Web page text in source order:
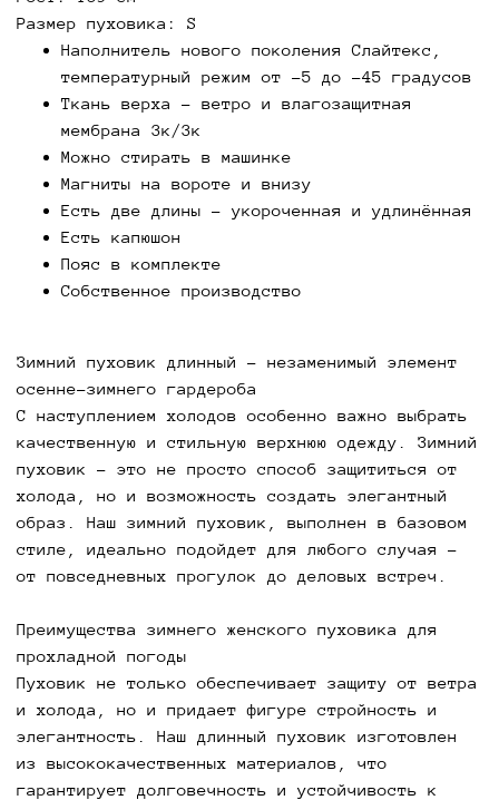
прохладной погоды
Пуховик не только обеспечивает защиту от ветра
и холода, но и придает фигуре стройность и
элегантность. Наш длинный пуховик изготовлен
из высококачественных материалов, что
гарантирует долговечность и устойчивость к
износу. Если вы решили купить пуховик,
выбирайте модели, которые не только защитят
вас от холода, но и позволят чувствовать себя
уверенно в любых ситуациях.
В холодную погоду зимний длинный пуховик
становится незаменимым элементом гардероба.
Этот пуховик не только согревает, но и
помогает создать стильный образ, который будет
привлекать внимание. Наша коллекция пуховиков
представлена в различных цветах и размерах,
чтобы каждая женщина могла выбрать модель по
душе. Если вы ищете способ выделиться и при
этом оставаться в тепле, наш зимний пуховик –
купить пуховик, которая подчеркнет вашу
индивидуальность. Мы предлагаем качественные и
стильные модели, которые станут неотъемлемой
частью вашего осенне-зимнего гардероба.
Размер пуховика: S
Наполнитель нового поколения Слайтекс,
температурный режим от -5 до -45 градусов
Ткань верха - ветро и влагозащитная
мембрана 3к/3к
Можно стирать в машинке
Магниты на вороте и внизу
Есть две длины - укороченная и удлинённая
Есть капюшон
Пояс в комплекте
Собственное производство
Зимний пуховик длинный – незаменимый элемент
осенне-зимнего гардероба
С наступлением холодов особенно важно выбрать
качественную и стильную верхнюю одежду. Зимний
пуховик – это не просто способ защититься от
холода, но и возможность создать элегантный
образ. Наш зимний пуховик, выполнен в базовом
стиле, идеально подойдет для любого случая –
от повседневных прогулок до деловых встреч.
Преимущества зимнего женского пуховика для
прохладной погоды
Пуховик не только обеспечивает защиту от ветра
и холода, но и придает фигуре стройность и
элегантность. Наш длинный пуховик изготовлен
из высококачественных материалов, что
гарантирует долговечность и устойчивость к